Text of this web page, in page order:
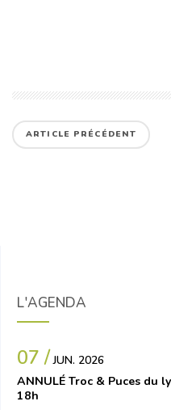
ARTICLE PRÉCÉDENT
L'AGENDA
07 /JUN. 2026
ANNULÉ Troc & Puces du
18h